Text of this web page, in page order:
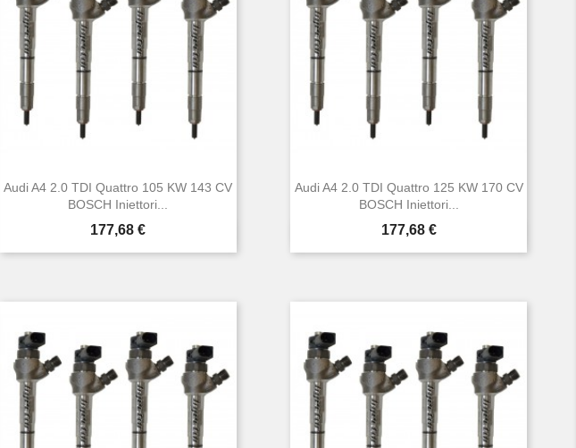
Audi A4 2.0 TDI Quattro 105 KW 143 CV
BOSCH Iniettori...
Prezzo
177,68 €
Anteprima
Audi A4 2.0 TDI Quattro 125 KW 170 CV
BOSCH Iniettori...
Prezzo
177,68 €
Anteprima